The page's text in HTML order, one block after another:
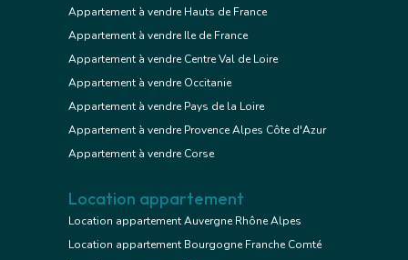
Appartement à vendre Hauts de France
Appartement à vendre Ile de France
Appartement à vendre Centre Val de Loire
Appartement à vendre Occitanie
Appartement à vendre Pays de la Loire
Appartement à vendre Provence Alpes Côte d'Azur
Appartement à vendre Corse
Location appartement
Location appartement Auvergne Rhône Alpes
Location appartement Bourgogne Franche Comté